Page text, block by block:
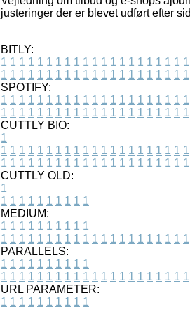
justeringer der er blevet udført efter
BITLY:
1 1 1 1 1 1 1 1 1 1 1 1 1 1 1 1 1 1 1 1 1
1 1 1 1 1 1 1 1 1 1 1 1 1 1 1 1 1 1 1 1 1
SPOTIFY:
1 1 1 1 1 1 1 1 1 1 1 1 1 1 1 1 1 1 1 1 1
1 1 1 1 1 1 1 1 1 1 1 1 1 1 1 1 1 1 1 1 1
CUTTLY BIO:
1
1 1 1 1 1 1 1 1 1 1 1 1 1 1 1 1 1 1 1 1 1
1 1 1 1 1 1 1 1 1 1 1 1 1 1 1 1 1 1 1 1 1
CUTTLY OLD:
1
1 1 1 1 1 1 1 1 1 1
MEDIUM:
1 1 1 1 1 1 1 1 1 1
1 1 1 1 1 1 1 1 1 1 1 1 1 1 1 1 1 1 1 1 1
PARALLELS:
1 1 1 1 1 1 1 1 1 1
1 1 1 1 1 1 1 1 1 1 1 1 1 1 1 1 1 1 1 1 1
URL PARAMETER:
1 1 1 1 1 1 1 1 1 1